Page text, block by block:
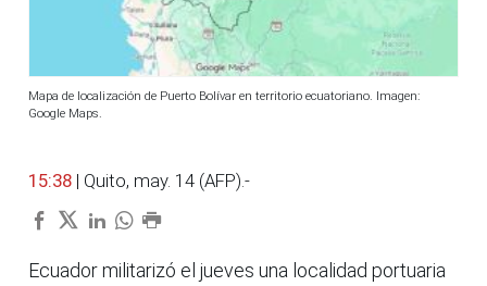
Mapa de localización de Puerto Bolívar en territorio ecuatoriano. Imagen:
Google Maps.
15:38 | Quito, may. 14 (AFP).-
Ecuador militarizó el jueves una localidad portuaria